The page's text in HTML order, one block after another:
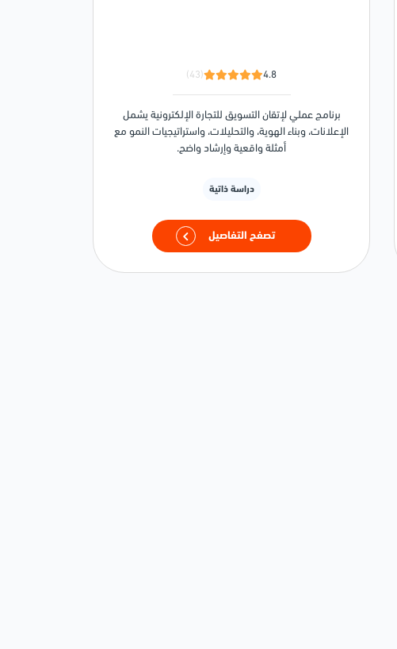
4.8
(43)
برنامج عملي لإتقان التسويق للتجارة الإلكترونية يشمل
الإعلانات، وبناء الهوية، والتحليلات، واستراتيجيات النمو مع
أمثلة واقعية وإرشاد واضح.
دراسة ذاتية
تصفح التفاصيل